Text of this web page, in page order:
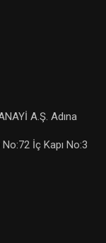
A.Ş. Adına
İç Kapı No:3